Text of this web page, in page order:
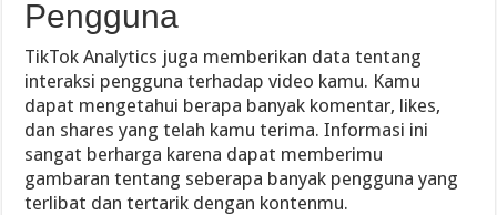
Pengguna
TikTok Analytics juga memberikan data tentang
interaksi pengguna terhadap video kamu. Kamu
dapat mengetahui berapa banyak komentar, likes,
dan shares yang telah kamu terima. Informasi ini
sangat berharga karena dapat memberimu
gambaran tentang seberapa banyak pengguna yang
terlibat dan tertarik dengan kontenmu.